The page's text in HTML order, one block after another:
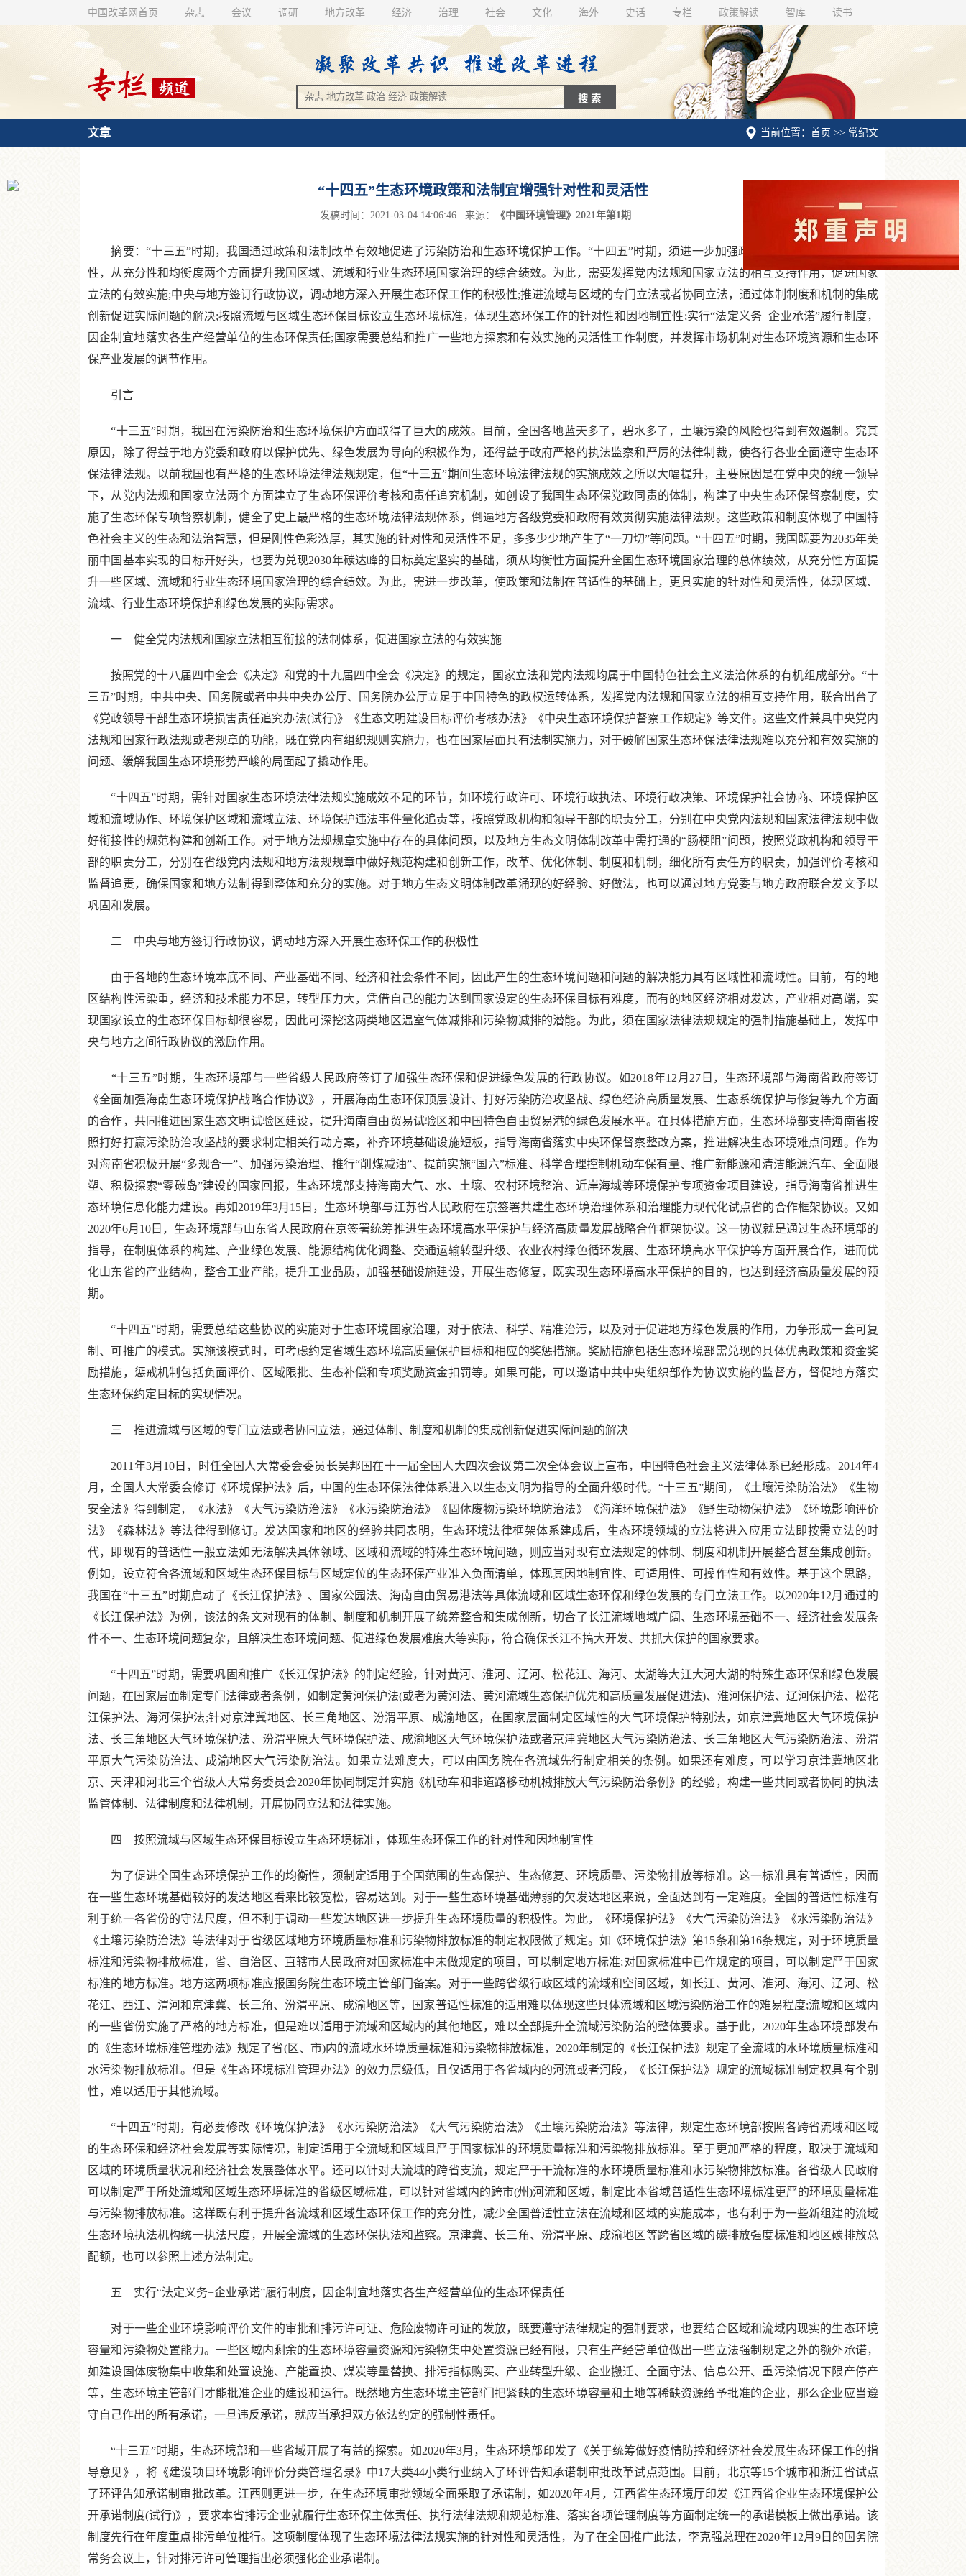
中国改革网首页 杂志 会议 调研 地方改革 经济 治理 社会 文化 海外 史话 专栏 政策解读 智库 读书
当前位置：首页 >> 常纪文
文章
“十四五”生态环境政策和法制宜增强针对性和灵活性
发稿时间：2021-03-04 14:06:46 来源： 《中国环境管理》2021年第1期
摘要：“十三五”时期，我国通过政策和法制改革有效地促进了污染防治和生态环境保护工作。“十四五”时期，须进一步加强政策和法制的针对性和灵活
性，从充分性和均衡度两个方面提升我国区域、流域和行业生态环境国家治理的综合绩效。为此，需要发挥党内法规和国家立法的相互支持作用，促进国家
立法的有效实施;中央与地方签订行政协议，调动地方深入开展生态环保工作的积极性;推进流域与区域的专门立法或者协同立法，通过体制制度和机制的集成
创新促进实际问题的解决;按照流域与区域生态环保目标设立生态环境标准，体现生态环保工作的针对性和因地制宜性;实行“法定义务+企业承诺”履行制度，
因企制宜地落实各生产经营单位的生态环保责任;国家需要总结和推广一些地方探索和有效实施的灵活性工作制度，并发挥市场机制对生态环境资源和生态环
保产业发展的调节作用。
引言
“十三五”时期，我国在污染防治和生态环境保护方面取得了巨大的成效。目前，全国各地蓝天多了，碧水多了，土壤污染的风险也得到有效遏制。究其
原因，除了得益于地方党委和政府以保护优先、绿色发展为导向的积极作为，还得益于政府严格的执法监察和严厉的法律制裁，使各行各业全面遵守生态环
保法律法规。以前我国也有严格的生态环境法律法规规定，但“十三五”期间生态环境法律法规的实施成效之所以大幅提升，主要原因是在党中央的统一领导
下，从党内法规和国家立法两个方面建立了生态环保评价考核和责任追究机制，如创设了我国生态环保党政同责的体制，构建了中央生态环保督察制度，实
施了生态环保专项督察机制，健全了史上最严格的生态环境法律法规体系，倒逼地方各级党委和政府有效贯彻实施法律法规。这些政策和制度体现了中国特
色社会主义的生态和法治智慧，但是刚性色彩浓厚，其实施的针对性和灵活性不足，多多少少地产生了“一刀切”等问题。“十四五”时期，我国既要为2035年美
丽中国基本实现的目标开好头，也要为兑现2030年碳达峰的目标奠定坚实的基础，须从均衡性方面提升全国生态环境国家治理的总体绩效，从充分性方面提
升一些区域、流域和行业生态环境国家治理的综合绩效。为此，需进一步改革，使政策和法制在普适性的基础上，更具实施的针对性和灵活性，体现区域、
流域、行业生态环境保护和绿色发展的实际需求。
一 健全党内法规和国家立法相互衔接的法制体系，促进国家立法的有效实施
按照党的十八届四中全会《决定》和党的十九届四中全会《决定》的规定，国家立法和党内法规均属于中国特色社会主义法治体系的有机组成部分。“十
三五”时期，中共中央、国务院或者中共中央办公厅、国务院办公厅立足于中国特色的政权运转体系，发挥党内法规和国家立法的相互支持作用，联合出台了
《党政领导干部生态环境损害责任追究办法(试行)》《生态文明建设目标评价考核办法》《中央生态环境保护督察工作规定》等文件。这些文件兼具中央党内
法规和国家行政法规或者规章的功能，既在党内有组织规则实施力，也在国家层面具有法制实施力，对于破解国家生态环保法律法规难以充分和有效实施的
问题、缓解我国生态环境形势严峻的局面起了撬动作用。
“十四五”时期，需针对国家生态环境法律法规实施成效不足的环节，如环境行政许可、环境行政执法、环境行政决策、环境保护社会协商、环境保护区
域和流域协作、环境保护区域和流域立法、环境保护违法事件量化追责等，按照党政机构和领导干部的职责分工，分别在中央党内法规和国家法律法规中做
好衔接性的规范构建和创新工作。对于地方法规规章实施中存在的具体问题，以及地方生态文明体制改革中需打通的“肠梗阻”问题，按照党政机构和领导干
部的职责分工，分别在省级党内法规和地方法规规章中做好规范构建和创新工作，改革、优化体制、制度和机制，细化所有责任方的职责，加强评价考核和
监督追责，确保国家和地方法制得到整体和充分的实施。对于地方生态文明体制改革涌现的好经验、好做法，也可以通过地方党委与地方政府联合发文予以
巩固和发展。
二 中央与地方签订行政协议，调动地方深入开展生态环保工作的积极性
由于各地的生态环境本底不同、产业基础不同、经济和社会条件不同，因此产生的生态环境问题和问题的解决能力具有区域性和流域性。目前，有的地
区结构性污染重，经济和技术能力不足，转型压力大，凭借自己的能力达到国家设定的生态环保目标有难度，而有的地区经济相对发达，产业相对高端，实
现国家设立的生态环保目标却很容易，因此可深挖这两类地区温室气体减排和污染物减排的潜能。为此，须在国家法律法规规定的强制措施基础上，发挥中
央与地方之间行政协议的激励作用。
“十三五”时期，生态环境部与一些省级人民政府签订了加强生态环保和促进绿色发展的行政协议。如2018年12月27日，生态环境部与海南省政府签订
《全面加强海南生态环境保护战略合作协议》，开展海南生态环保顶层设计、打好污染防治攻坚战、绿色经济高质量发展、生态系统保护与修复等九个方面
的合作，共同推进国家生态文明试验区建设，提升海南自由贸易试验区和中国特色自由贸易港的绿色发展水平。在具体措施方面，生态环境部支持海南省按
照打好打赢污染防治攻坚战的要求制定相关行动方案，补齐环境基础设施短板，指导海南省落实中央环保督察整改方案，推进解决生态环境难点问题。作为
对海南省积极开展“多规合一”、加强污染治理、推行“削煤减油”、提前实施“国六”标准、科学合理控制机动车保有量、推广新能源和清洁能源汽车、全面限
塑、积极探索“零碳岛”建设的国家回报，生态环境部支持海南大气、水、土壤、农村环境整治、近岸海域等环境保护专项资金项目建设，指导海南省推进生
态环境信息化能力建设。再如2019年3月15日，生态环境部与江苏省人民政府在京签署共建生态环境治理体系和治理能力现代化试点省的合作框架协议。又如
2020年6月10日，生态环境部与山东省人民政府在京签署统筹推进生态环境高水平保护与经济高质量发展战略合作框架协议。这一协议就是通过生态环境部的
指导，在制度体系的构建、产业绿色发展、能源结构优化调整、交通运输转型升级、农业农村绿色循环发展、生态环境高水平保护等方面开展合作，进而优
化山东省的产业结构，整合工业产能，提升工业品质，加强基础设施建设，开展生态修复，既实现生态环境高水平保护的目的，也达到经济高质量发展的预
期。
“十四五”时期，需要总结这些协议的实施对于生态环境国家治理，对于依法、科学、精准治污，以及对于促进地方绿色发展的作用，力争形成一套可复
制、可推广的模式。实施该模式时，可考虑约定省域生态环境高质量保护目标和相应的奖惩措施。奖励措施包括生态环境部需兑现的具体优惠政策和资金奖
励措施，惩戒机制包括负面评价、区域限批、生态补偿和专项奖励资金扣罚等。如果可能，可以邀请中共中央组织部作为协议实施的监督方，督促地方落实
生态环保约定目标的实现情况。
三 推进流域与区域的专门立法或者协同立法，通过体制、制度和机制的集成创新促进实际问题的解决
2011年3月10日，时任全国人大常委会委员长吴邦国在十一届全国人大四次会议第二次全体会议上宣布，中国特色社会主义法律体系已经形成。2014年4
月，全国人大常委会修订《环境保护法》后，中国的生态环保法律体系进入以生态文明为指导的全面升级时代。“十三五”期间，《土壤污染防治法》《生物
安全法》得到制定，《水法》《大气污染防治法》《水污染防治法》《固体废物污染环境防治法》《海洋环境保护法》《野生动物保护法》《环境影响评价
法》《森林法》等法律得到修订。发达国家和地区的经验共同表明，生态环境法律框架体系建成后，生态环境领域的立法将进入应用立法即按需立法的时
代，即现有的普适性一般立法如无法解决具体领域、区域和流域的特殊生态环境问题，则应当对现有立法规定的体制、制度和机制开展整合甚至集成创新。
例如，设立符合各流域和区域生态环保目标与区域定位的生态环保产业准入负面清单，体现其因地制宜性、可适用性、可操作性和有效性。基于这个思路，
我国在“十三五”时期启动了《长江保护法》、国家公园法、海南自由贸易港法等具体流域和区域生态环保和绿色发展的专门立法工作。以2020年12月通过的
《长江保护法》为例，该法的条文对现有的体制、制度和机制开展了统筹整合和集成创新，切合了长江流域地域广阔、生态环境基础不一、经济社会发展条
件不一、生态环境问题复杂，且解决生态环境问题、促进绿色发展难度大等实际，符合确保长江不搞大开发、共抓大保护的国家要求。
“十四五”时期，需要巩固和推广《长江保护法》的制定经验，针对黄河、淮河、辽河、松花江、海河、太湖等大江大河大湖的特殊生态环保和绿色发展
问题，在国家层面制定专门法律或者条例，如制定黄河保护法(或者为黄河法、黄河流域生态保护优先和高质量发展促进法)、淮河保护法、辽河保护法、松花
江保护法、海河保护法;针对京津冀地区、长三角地区、汾渭平原、成渝地区，在国家层面制定区域性的大气环境保护特别法，如京津冀地区大气环境保护
法、长三角地区大气环境保护法、汾渭平原大气环境保护法、成渝地区大气环境保护法或者京津冀地区大气污染防治法、长三角地区大气污染防治法、汾渭
平原大气污染防治法、成渝地区大气污染防治法。如果立法难度大，可以由国务院在各流域先行制定相关的条例。如果还有难度，可以学习京津冀地区北
京、天津和河北三个省级人大常务委员会2020年协同制定并实施《机动车和非道路移动机械排放大气污染防治条例》的经验，构建一些共同或者协同的执法
监管体制、法律制度和法律机制，开展协同立法和法律实施。
四 按照流域与区域生态环保目标设立生态环境标准，体现生态环保工作的针对性和因地制宜性
为了促进全国生态环境保护工作的均衡性，须制定适用于全国范围的生态保护、生态修复、环境质量、污染物排放等标准。这一标准具有普适性，因而
在一些生态环境基础较好的发达地区看来比较宽松，容易达到。对于一些生态环境基础薄弱的欠发达地区来说，全面达到有一定难度。全国的普适性标准有
利于统一各省份的守法尺度，但不利于调动一些发达地区进一步提升生态环境质量的积极性。为此，《环境保护法》《大气污染防治法》《水污染防治法》
《土壤污染防治法》等法律对于省级区域地方环境质量标准和污染物排放标准的制定权限做了规定。如《环境保护法》第15条和第16条规定，对于环境质量
标准和污染物排放标准，省、自治区、直辖市人民政府对国家标准中未做规定的项目，可以制定地方标准;对国家标准中已作规定的项目，可以制定严于国家
标准的地方标准。地方这两项标准应报国务院生态环境主管部门备案。对于一些跨省级行政区域的流域和空间区域，如长江、黄河、淮河、海河、辽河、松
花江、西江、渭河和京津冀、长三角、汾渭平原、成渝地区等，国家普适性标准的适用难以体现这些具体流域和区域污染防治工作的难易程度;流域和区域内
的一些省份实施了严格的地方标准，但是难以适用于流域和区域内的其他地区，难以全部提升全流域污染防治的整体要求。基于此，2020年生态环境部发布
的《生态环境标准管理办法》规定了省(区、市)内的流域水环境质量标准和污染物排放标准，2020年制定的《长江保护法》规定了全流域的水环境质量标准和
水污染物排放标准。但是《生态环境标准管理办法》的效力层级低，且仅适用于各省域内的河流或者河段，《长江保护法》规定的流域标准制定权具有个别
性，难以适用于其他流域。
“十四五”时期，有必要修改《环境保护法》《水污染防治法》《大气污染防治法》《土壤污染防治法》等法律，规定生态环境部按照各跨省流域和区域
的生态环保和经济社会发展等实际情况，制定适用于全流域和区域且严于国家标准的环境质量标准和污染物排放标准。至于更加严格的程度，取决于流域和
区域的环境质量状况和经济社会发展整体水平。还可以针对大流域的跨省支流，规定严于干流标准的水环境质量标准和水污染物排放标准。各省级人民政府
可以制定严于所处流域和区域生态环境标准的省级区域标准，可以针对省域内的跨市(州)河流和区域，制定比本省域普适性生态环境标准更严的环境质量标准
与污染物排放标准。这样既有利于提升各流域和区域生态环保工作的充分性，减少全国普适性立法在流域和区域的实施成本，也有利于为一些新组建的流域
生态环境执法机构统一执法尺度，开展全流域的生态环保执法和监察。京津冀、长三角、汾渭平原、成渝地区等跨省区域的碳排放强度标准和地区碳排放总
配额，也可以参照上述方法制定。
五 实行“法定义务+企业承诺”履行制度，因企制宜地落实各生产经营单位的生态环保责任
对于一些企业环境影响评价文件的审批和排污许可证、危险废物许可证的发放，既要遵守法律规定的强制要求，也要结合区域和流域内现实的生态环境
容量和污染物处置能力。一些区域内剩余的生态环境容量资源和污染物集中处置资源已经有限，只有生产经营单位做出一些立法强制规定之外的额外承诺，
如建设固体废物集中收集和处置设施、产能置换、煤炭等量替换、排污指标购买、产业转型升级、企业搬迁、全面守法、信息公开、重污染情况下限产停产
等，生态环境主管部门才能批准企业的建设和运行。既然地方生态环境主管部门把紧缺的生态环境容量和土地等稀缺资源给予批准的企业，那么企业应当遵
守自己作出的所有承诺，一旦违反承诺，就应当承担双方依法约定的强制性责任。
“十三五”时期，生态环境部和一些省域开展了有益的探索。如2020年3月，生态环境部印发了《关于统筹做好疫情防控和经济社会发展生态环保工作的指
导意见》，将《建设项目环境影响评价分类管理名录》中17大类44小类行业纳入了环评告知承诺制审批改革试点范围。目前，北京等15个城市和浙江省试点
了环评告知承诺制审批改革。江西则更进一步，在生态环境审批领域全面采取了承诺制，如2020年4月，江西省生态环境厅印发《江西省企业生态环境保护公
开承诺制度(试行)》，要求本省排污企业就履行生态环保主体责任、执行法律法规和规范标准、落实各项管理制度等方面制定统一的承诺模板上做出承诺。该
制度先行在年度重点排污单位推行。这项制度体现了生态环境法律法规实施的针对性和灵活性，为了在全国推广此法，李克强总理在2020年12月9日的国务院
常务会议上，针对排污许可管理指出必须强化企业承诺制。